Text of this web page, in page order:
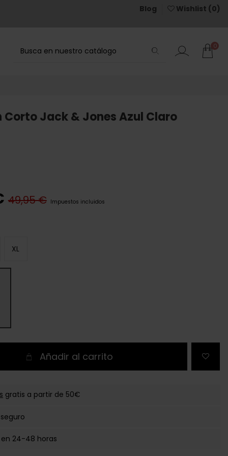
Blog Wishlist (0)
0
Corto Jack & Jones Azul Claro
49,95 € Impuestos incluidos
XL
Añadir al carrito
gratis a partir de 50€
en 24-48 horas